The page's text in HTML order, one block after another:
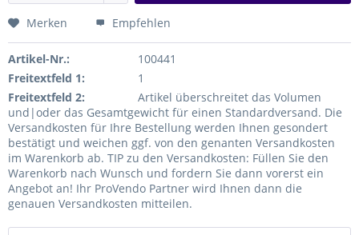
Merken Empfehlen
Artikel-Nr.:
100441
Freitextfeld 1:
1
Freitextfeld 2:
Artikel überschreitet das Volumen
und|oder das Gesamtgewicht für einen Standardversand. Die
Versandkosten für Ihre Bestellung werden Ihnen gesondert
bestätigt und weichen ggf. von den genanten Versandkosten
im Warenkorb ab. TIP zu den Versandkosten: Füllen Sie den
Warenkorb nach Wunsch und fordern Sie dann vorerst ein
Angebot an! Ihr ProVendo Partner wird Ihnen dann die
genauen Versandkosten mitteilen.